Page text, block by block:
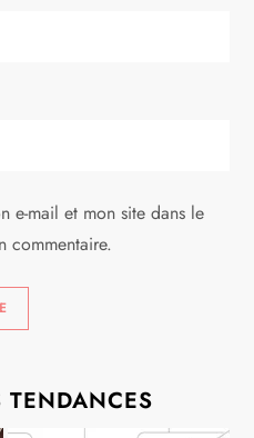
e-mail et mon site dans le
commentaire.
TENDANCES